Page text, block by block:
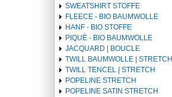
SWEATSHIRT STOFFE
FLEECE - BIO BAUMWOLLE
HANF - BIO STOFFE
PIQUÉ - BIO BAUMWOLLE
JACQUARD | BOUCLE
TWILL BAUMWOLLE | STRETCH
TWILL TENCEL | STRETCH
POPELINE STRETCH
POPELINE SATIN STRETCH